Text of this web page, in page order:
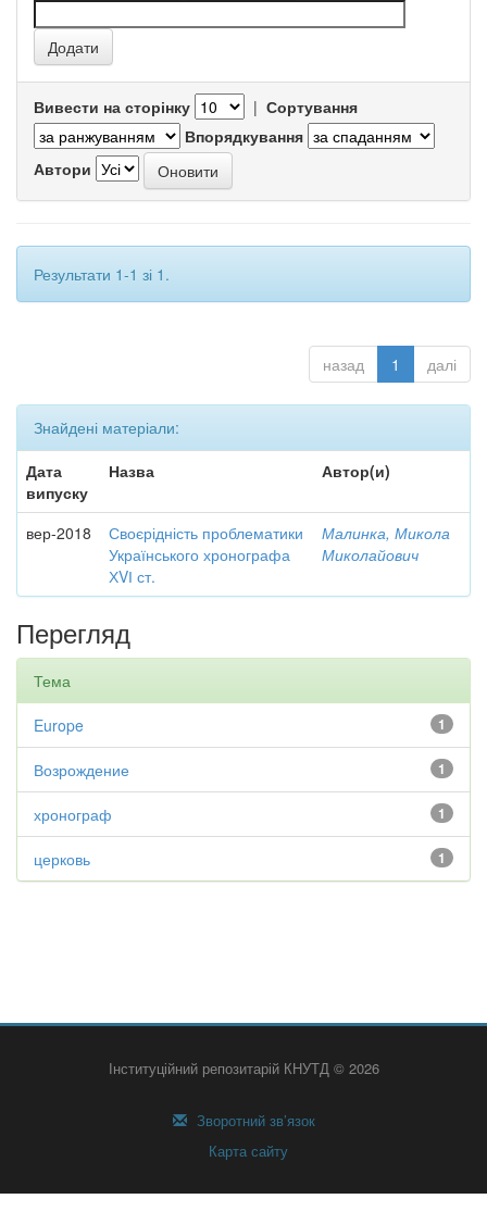
Вивести на сторінку | Сортування
Впорядкування
Автори
Результати 1-1 зі 1.
назад 1 далі
Знайдені матеріали:
Дата
випуску
Назва Автор(и)
вер-2018
Своєрідність проблематики
Українського хронографа
ХVІ ст.
Малинка, Микола
Миколайович
Перегляд
Тема
1
Europe
1
Возрождение
1
хронограф
1
церковь
Інституційний репозитарій КНУТД © 2026
Зворотний зв’язок
Карта сайту